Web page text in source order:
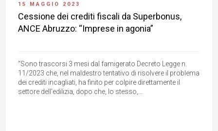
15 MAGGIO 2023
Cessione dei crediti fiscali da Superbonus,
ANCE Abruzzo: “Imprese in agonia”
“Sono trascorsi 3 mesi dal famigerato Decreto Legge n.
11/2023 che, nel maldestro tentativo di risolvere il problema
dei crediti incagliati, ha finito per colpire direttamente il
settore dell’edilizia, dopo che, lo stesso,...